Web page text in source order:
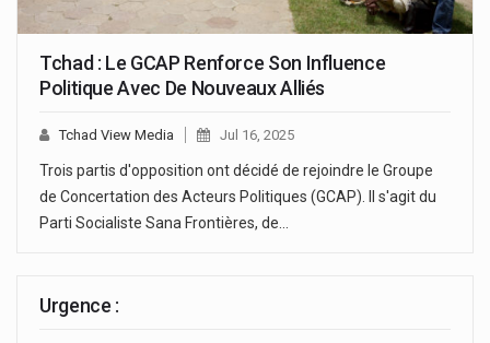
Tchad : Le GCAP Renforce Son Influence
Politique Avec De Nouveaux Alliés
Tchad View Media Jul 16, 2025
Trois partis d'opposition ont décidé de rejoindre le Groupe
de Concertation des Acteurs Politiques (GCAP). Il s'agit du
Parti Socialiste Sana Frontières, de…
Urgence :